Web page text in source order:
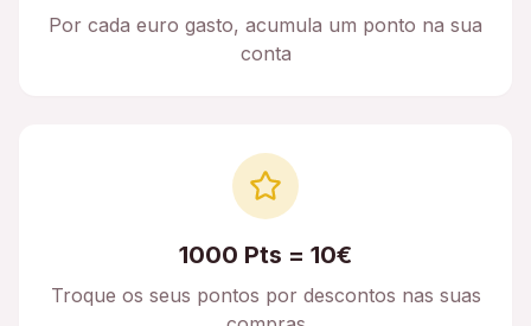
Por cada euro gasto, acumula um ponto na sua
conta
1000 Pts = 10€
Troque os seus pontos por descontos nas suas